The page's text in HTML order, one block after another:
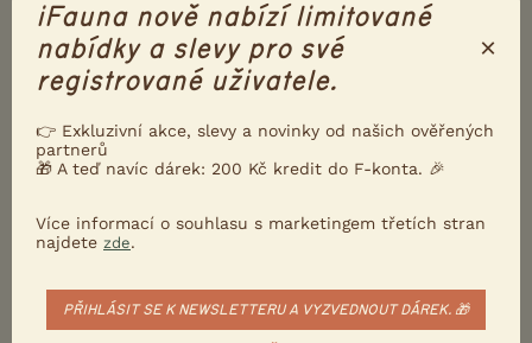
Huskyjanina napsal(a):
Bodlinko, jak se projevuje otrava?
to záleží velmi na tom čím.
Nahlásit
Citovat
marcelaamax 13.12.2018 18:22
iFauna nově nabízí limitované
nabídky a slevy pro své
registrované uživatele.
×
👉 Exkluzivní akce, slevy a novinky od našich ověřených
partnerů
🎁 A teď navíc dárek: 200 Kč kredit do F-konta. 🎉
Více informací o souhlasu s marketingem třetích stran
najdete zde.
PŘIHLÁSIT SE K NEWSLETTERU A VYZVEDNOUT DÁREK. 🎁